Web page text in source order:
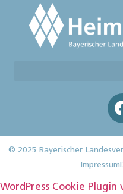
© 2025 Bayerischer
Impressum
WordPress Cookie Plugin